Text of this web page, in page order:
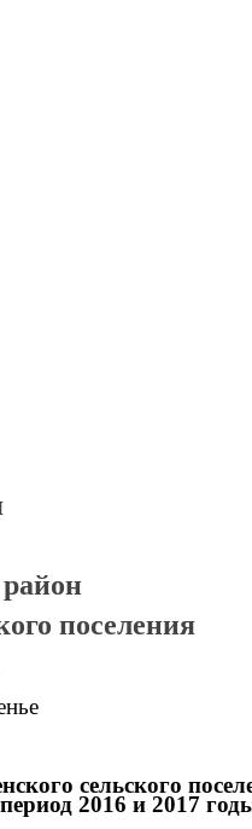
поселения
сельского
2016 и 2017